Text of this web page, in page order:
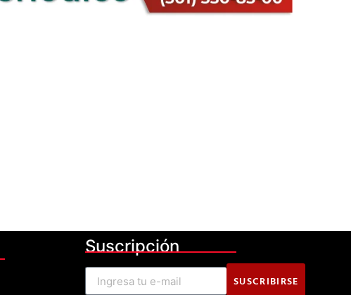
Suscripción
SUSCRIBIRSE